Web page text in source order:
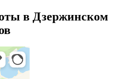
в Дзержинском